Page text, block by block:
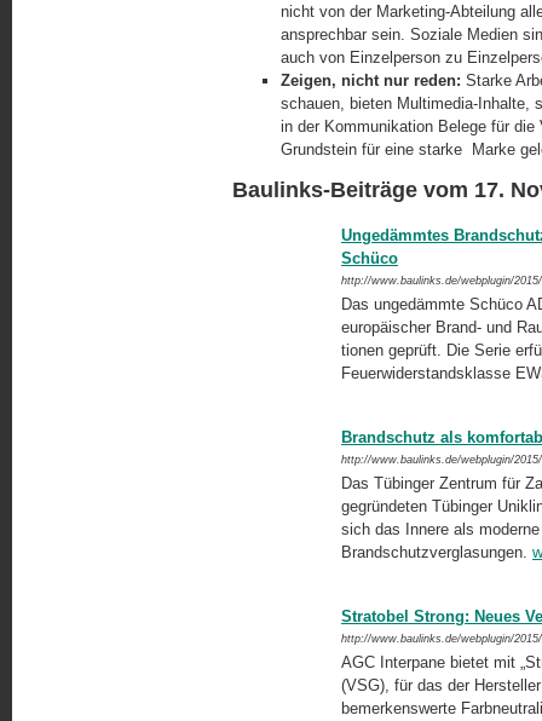
nicht von der Marketing-Abteilung
ansprechbar sein. Soziale Medien
auch von Einzelperson zu
Zeigen, nicht nur reden: Starke
schauen, bieten Multimedia-Inhalte,
in der Kommunikation Belege für
Grundstein für eine starke Marke
Baulinks-Beiträge vom 17.
Ungedämmtes
Schüco
http://www.baulinks.de/webplugin/
Das ungedämmte Schüco
europäischer Brand- und
tionen geprüft. Die Serie
Feuerwiderstandsklasse
Brandschutz als
http://www.baulinks.de/webplugin/
Das Tübinger Zentrum für
gegründeten Tübinger
sich das Innere als
Brandschutzverglasungen.
Stratobel Strong: Neues
http://www.baulinks.de/webplugin/
AGC Interpane bietet mit
(VSG), für das der
bemerkenswerte